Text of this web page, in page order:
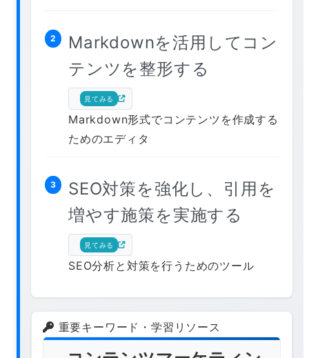
2
Markdownを活用してコン
テンツを整形する
見てみる
Markdown形式でコンテンツを作成する
ためのエディタ
3
SEO対策を強化し、引用を
増やす施策を実施する
見てみる
SEO分析と対策を行うためのツール
重要キーワード・学習リソース